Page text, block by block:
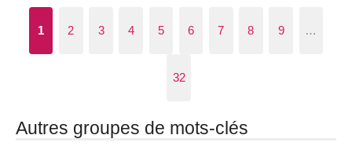
1 2 3 4 5 6 7 8 9 …
32
Autres groupes de mots-clés